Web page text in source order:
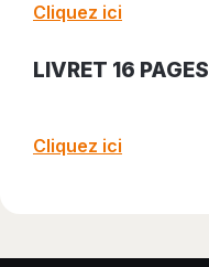
Cliquez ici
LIVRET 16 PAGES
Cliquez ici